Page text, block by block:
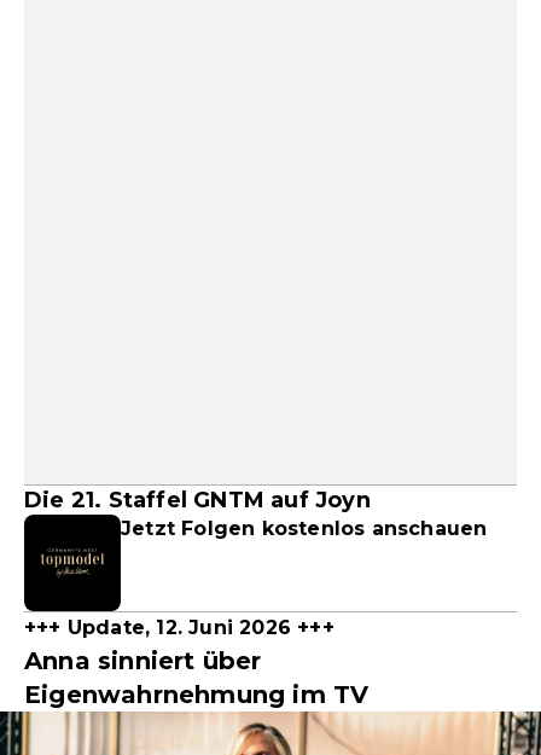
Die 21. Staffel GNTM auf Joyn
Jetzt Folgen kostenlos anschauen
+++ Update, 12. Juni 2026 +++
Anna sinniert über
Eigenwahrnehmung im TV